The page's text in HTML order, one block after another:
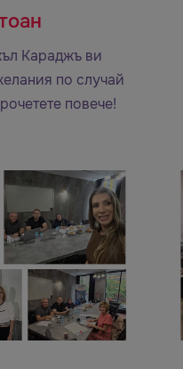
Караджъ ви
по случай
повече!